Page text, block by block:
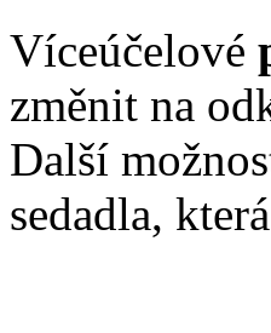
Víceúčelové
změnit na
Další
sedadla,